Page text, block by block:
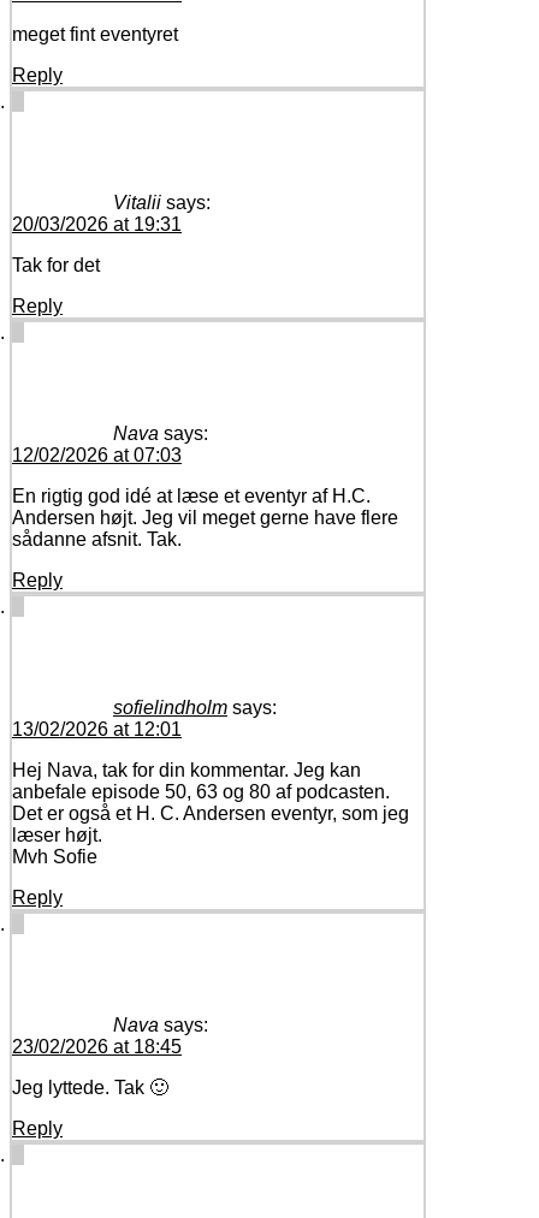
meget fint eventyret
Reply
Vitalii says:
20/03/2026 at 19:31
Tak for det
Reply
Nava says:
12/02/2026 at 07:03
En rigtig god idé at læse et eventyr af H.C.
Andersen højt. Jeg vil meget gerne have flere
sådanne afsnit. Tak.
Reply
sofielindholm says:
13/02/2026 at 12:01
Hej Nava, tak for din kommentar. Jeg kan
anbefale episode 50, 63 og 80 af podcasten.
Det er også et H. C. Andersen eventyr, som jeg
læser højt.
Mvh Sofie
Reply
Nava says:
23/02/2026 at 18:45
Jeg lyttede. Tak 🙂
Reply